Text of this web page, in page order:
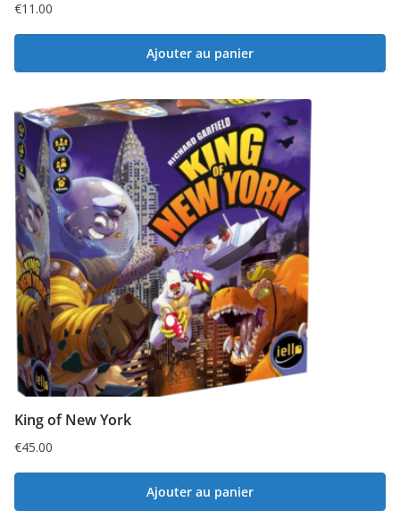
€11.00
Ajouter au panier
King of New York
€45.00
Ajouter au panier